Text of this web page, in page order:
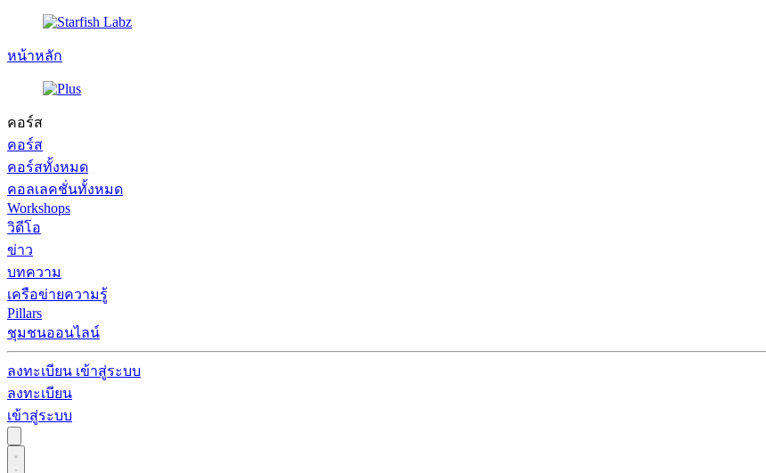
หน้าหลัก
คอร์ส
คอร์ส
คอร์สทั้งหมด
คอลเลคชั่นทั้งหมด
Workshops
วิดีโอ
ข่าว
บทความ
เครือข่ายความรู้
Pillars
ชุมชนออนไลน์
ลงทะเบียน เข้าสู่ระบบ
ลงทะเบียน
เข้าสู่ระบบ